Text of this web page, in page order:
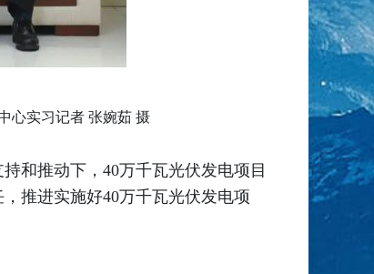
心实习记者 张婉茹 摄
和推动下，40万千瓦光伏发电项目
推进实施好40万千瓦光伏发电项